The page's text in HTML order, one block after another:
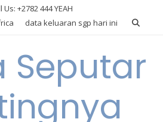
Us: +2782 444 YEAH
data keluaran sgp hari ini
Seputar